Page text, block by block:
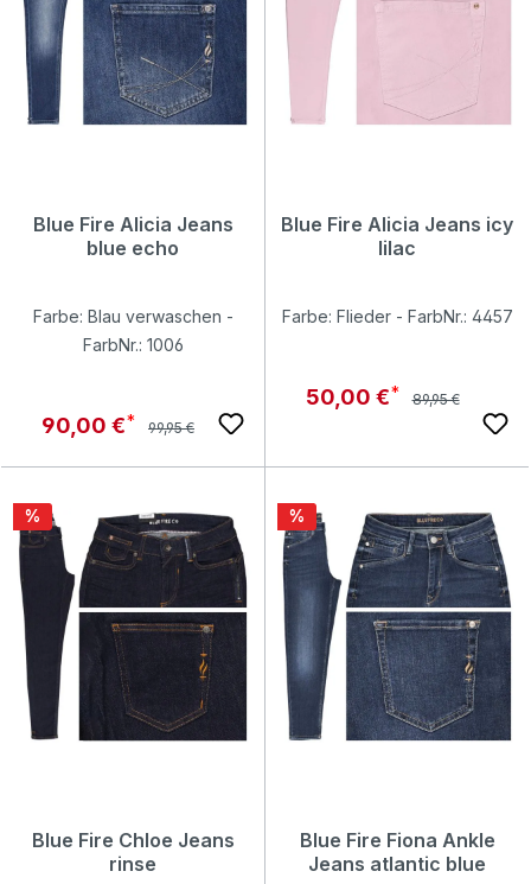
Blue Fire Alicia Jeans
blue echo
Farbe: Blau verwaschen -
FarbNr.: 1006
Verkaufspreis:
90,00 € Regulärer Preis:
99,95 €
Blue Fire Alicia Jeans icy
lilac
Farbe: Flieder - FarbNr.: 4457
Verkaufspreis:
50,00 € Regulärer Preis:
89,95 €
Rabatt
%
Blue Fire Chloe Jeans
rinse
Rabatt
%
Blue Fire Fiona Ankle
Jeans atlantic blue